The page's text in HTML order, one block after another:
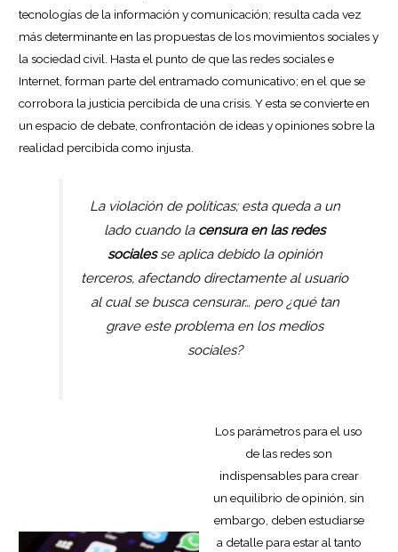
tecnologías de la información y comunicación; resulta cada vez
más determinante en las propuestas de los movimientos sociales y
la sociedad civil. Hasta el punto de que las redes sociales e
Internet, forman parte del entramado comunicativo; en el que se
corrobora la justicia percibida de una crisis. Y esta se convierte en
un espacio de debate, confrontación de ideas y opiniones sobre la
realidad percibida como injusta.
La violación de políticas; esta queda a un
lado cuando la censura en las redes
socialesse aplica debido la opinión
terceros, afectando directamente al usuario
al cual se busca censurar… pero ¿qué tan
grave este problema en los medios
sociales?
Los parámetros para el uso
de las redes son
indispensables para crear
un equilibrio de opinión, sin
embargo, deben estudiarse
a detalle para estar al tanto